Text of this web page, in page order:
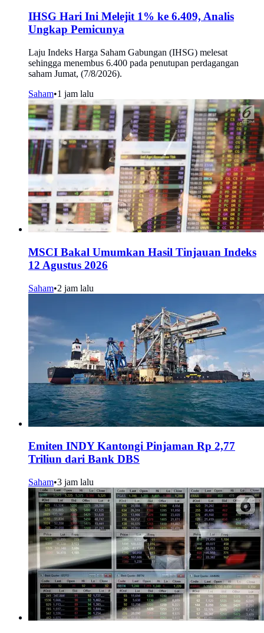
IHSG Hari Ini Melejit 1% ke 6.409, Analis
Ungkap Pemicunya
Laju Indeks Harga Saham Gabungan (IHSG) melesat
sehingga menembus 6.400 pada penutupan perdagangan
saham Jumat, (7/8/2026).
Saham•1 jam lalu
MSCI Bakal Umumkan Hasil Tinjauan Indeks
12 Agustus 2026
Saham•2 jam lalu
Emiten INDY Kantongi Pinjaman Rp 2,77
Triliun dari Bank DBS
Saham•3 jam lalu